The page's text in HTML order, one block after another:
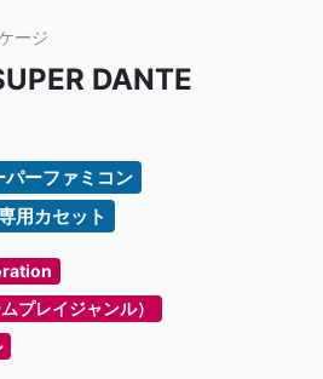
ージ
DANTE
パーファミコン
用カセット
プレイジャンル）